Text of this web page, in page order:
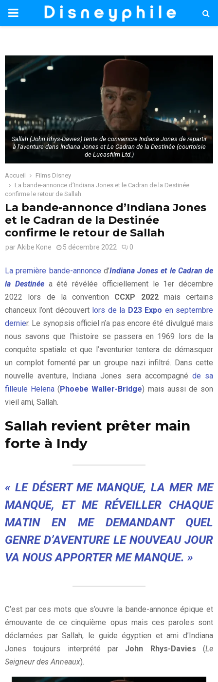
PRIMARY
Sallah (John Rhys-Davies) tente de convaincre Indiana Jones de repartir
à l'aventure dans Indiana Jones et Le Cadran de la Destinée (courtoisie
de Lucasfilm Ltd.)
Accueil
Films Disney
La bande-annonce d’Indiana Jones et le Cadran de la Destinée
confirme le retour de Sallah
La bande-annonce d’Indiana Jones
et le Cadran de la Destinée
confirme le retour de Sallah
parAkibe Kone 5 décembre 2022 0
La première bande-annonce d’Indiana Jones et le Cadran de
la Destinéea été révélée officiellement le 1er décembre
2022 lors de la convention CCXP 2022mais certains
chanceux l’ont découvert lors de la D23 Expo en septembre
dernier. Le synopsis officiel n’a pas encore été divulgué mais
nous savons que l’histoire se passera en 1969 lors de la
conquête spatiale et que l’aventurier tentera de démasquer
un complot fomenté par un groupe nazi infiltré. Dans cette
nouvelle aventure, Indiana Jones sera accompagné de sa
filleule Helena ( Phoebe Waller-Bridge) mais aussi de son
vieil ami, Sallah.
Sallah revient prêter main
forte à Indy
« LE DÉSERT ME MANQUE, LA MER ME
MANQUE, ET ME RÉVEILLER CHAQUE
MATIN EN ME DEMANDANT QUEL
GENRE D’AVENTURE LE NOUVEAU JOUR
VA NOUS APPORTER ME MANQUE. »
C’est par ces mots que s’ouvre la bande-annonce épique et
émouvante de ce cinquième opus mais ces paroles sont
déclamées par Sallah, le guide égyptien et ami d’Indiana
Jones toujours interprété par John Rhys-Davies(Le
Seigneur des Anneaux).